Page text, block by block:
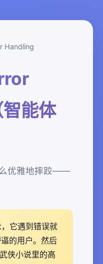
Handling
能体
么优雅地摔跤——
它遇到错误就
的用户。然后
侠小说里的高